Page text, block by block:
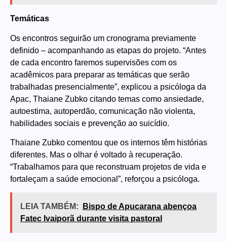
Temáticas
Os encontros seguirão um cronograma previamente
definido – acompanhando as etapas do projeto. “Antes
de cada encontro faremos supervisões com os
acadêmicos para preparar as temáticas que serão
trabalhadas presencialmente”, explicou a psicóloga da
Apac, Thaiane Zubko citando temas como ansiedade,
autoestima, autoperdão, comunicação não violenta,
habilidades sociais e prevenção ao suicídio.
Thaiane Zubko comentou que os internos têm histórias
diferentes. Mas o olhar é voltado à recuperação.
“Trabalhamos para que reconstruam projetos de vida e
fortaleçam a saúde emocional”, reforçou a psicóloga.
LEIA TAMBÉM:
Bispo de Apucarana abençoa
Fatec Ivaiporã durante visita pastoral